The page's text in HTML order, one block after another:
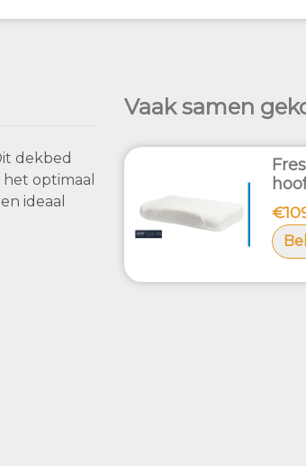
dekbed
optimaal
ideaal
Vaak samen